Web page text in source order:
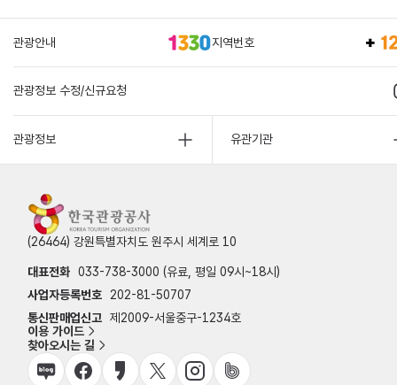
관광안내 지역번호
관광정보 수정/신규요청
관광정보 유관기관
(26464) 강원특별자치도 원주시 세계로 10
대표전화 033-738-3000 (유료, 평일 09시~18시)
사업자등록번호
202-81-50707
통신판매업신고 제2009-서울중구-1234호
이용 가이드
찾아오시는 길